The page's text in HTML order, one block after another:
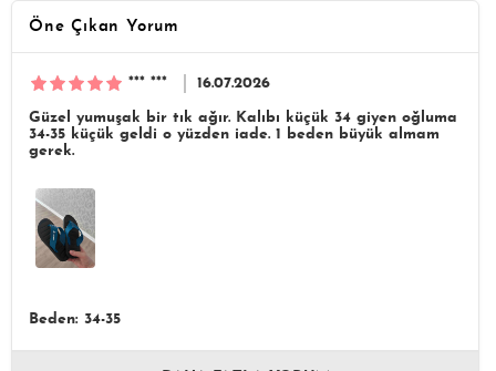
Öne Çıkan Yorum
*** *** 16.07.2026
Güzel yumuşak bir tık ağır. Kalıbı küçük 34 giyen oğluma
34-35 küçük geldi o yüzden iade. 1 beden büyük almam
gerek.
Beden: 34-35